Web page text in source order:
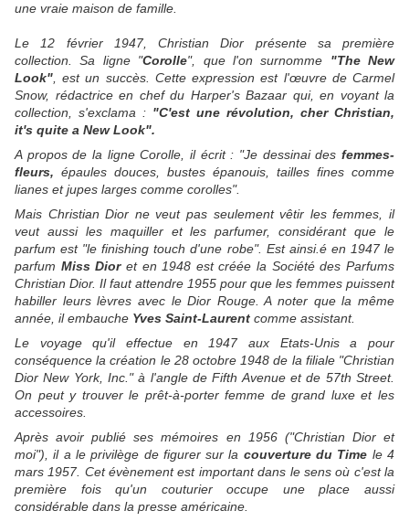
une vraie maison de famille.
Le 12 février 1947, Christian Dior présente sa première
collection. Sa ligne "Corolle", que l'on surnomme "The New
Look" , est un succès. Cette expression est l'œuvre de Carmel
Snow, rédactrice en chef du Harper's Bazaar qui, en voyant la
collection, s'exclama : "C'est une révolution, cher Christian,
it's quite a New Look".
A propos de la ligne Corolle, il écrit : "Je dessinai des femmes-
fleurs, épaules douces, bustes épanouis, tailles fines comme
lianes et jupes larges comme corolles".
Mais Christian Dior ne veut pas seulement vêtir les femmes, il
veut aussi les maquiller et les parfumer, considérant que le
parfum est "le finishing touch d'une robe". Est ainsi.é en 1947 le
parfum Miss Dioret en 1948 est créée la Société des Parfums
Christian Dior. Il faut attendre 1955 pour que les femmes puissent
habiller leurs lèvres avec le Dior Rouge. A noter que la même
année, il embauche Yves Saint-Laurent comme assistant.
Le voyage qu'il effectue en 1947 aux Etats-Unis a pour
conséquence la création le 28 octobre 1948 de la filiale "Christian
Dior New York, Inc." à l'angle de Fifth Avenue et de 57th Street.
On peut y trouver le prêt-à-porter femme de grand luxe et les
accessoires.
Après avoir publié ses mémoires en 1956 ("Christian Dior et
moi"), il a le privilège de figurer sur la couverture du Time le 4
mars 1957. Cet évènement est important dans le sens où c'est la
première fois qu'un couturier occupe une place aussi
considérable dans la presse américaine.